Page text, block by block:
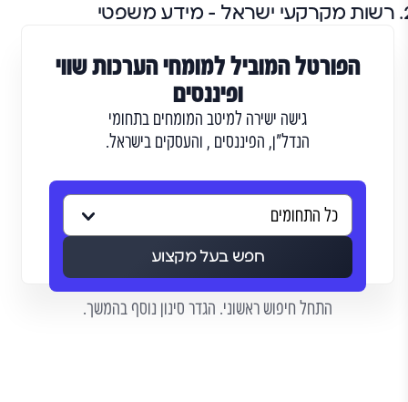
רשות מקרקעי ישראל – מידע משפטי
הפורטל המוביל למומחי הערכות שווי
ופיננסים
גישה ישירה למיטב המומחים בתחומי
הנדל"ן, הפיננסים , והעסקים בישראל.
חפש בעל מקצוע
התחל חיפוש ראשוני. הגדר סינון נוסף בהמשך.